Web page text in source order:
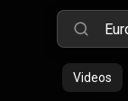
Videos